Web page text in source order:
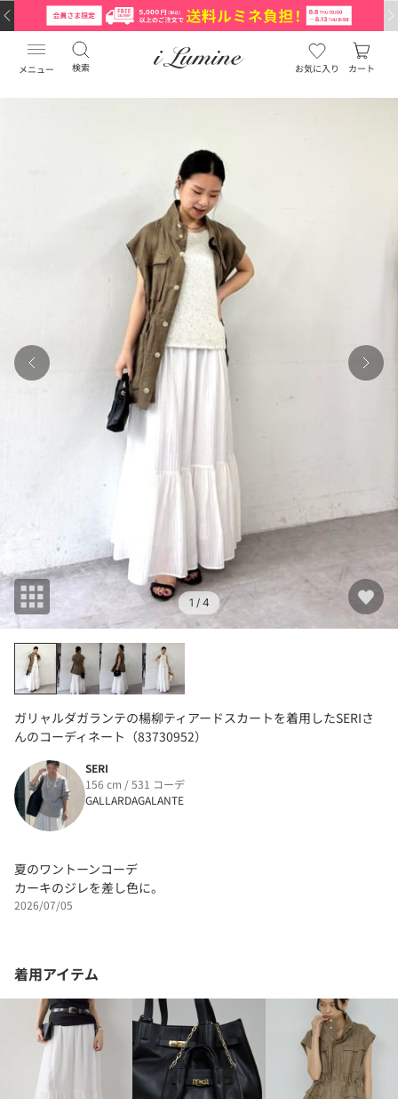
メニュー 検索 お気に入り カート
1 / 4
ガリャルダガランテの楊柳ティアードスカートを着用したSERIさ
んのコーディネート（83730952）
SERI
156 cm / 531 コーデ
GALLARDAGALANTE
夏のワントーンコーデ
カーキのジレを差し色に。
2026/07/05
着用アイテム